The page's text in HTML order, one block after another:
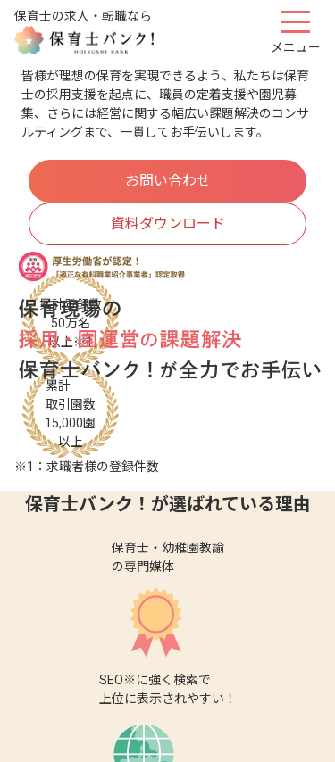
保育士の求人・転職なら
メニュー
皆様が理想の保育を実現できるよう、私たちは保育
士の採用支援を起点に、職員の定着支援や園児募
集、さらには経営に関する幅広い課題解決のコンサ
ルティングまで、一貫してお手伝いします。
お問い合わせ
資料ダウンロード
累計登録数
50万名
以上※1
累計
取引園数
15,000園
以上
※1：求職者様の登録件数
保育士バンク！が選ばれている理由
保育士・幼稚園教諭
の専門媒体
SEO※に強く検索で
上位に表示されやすい！